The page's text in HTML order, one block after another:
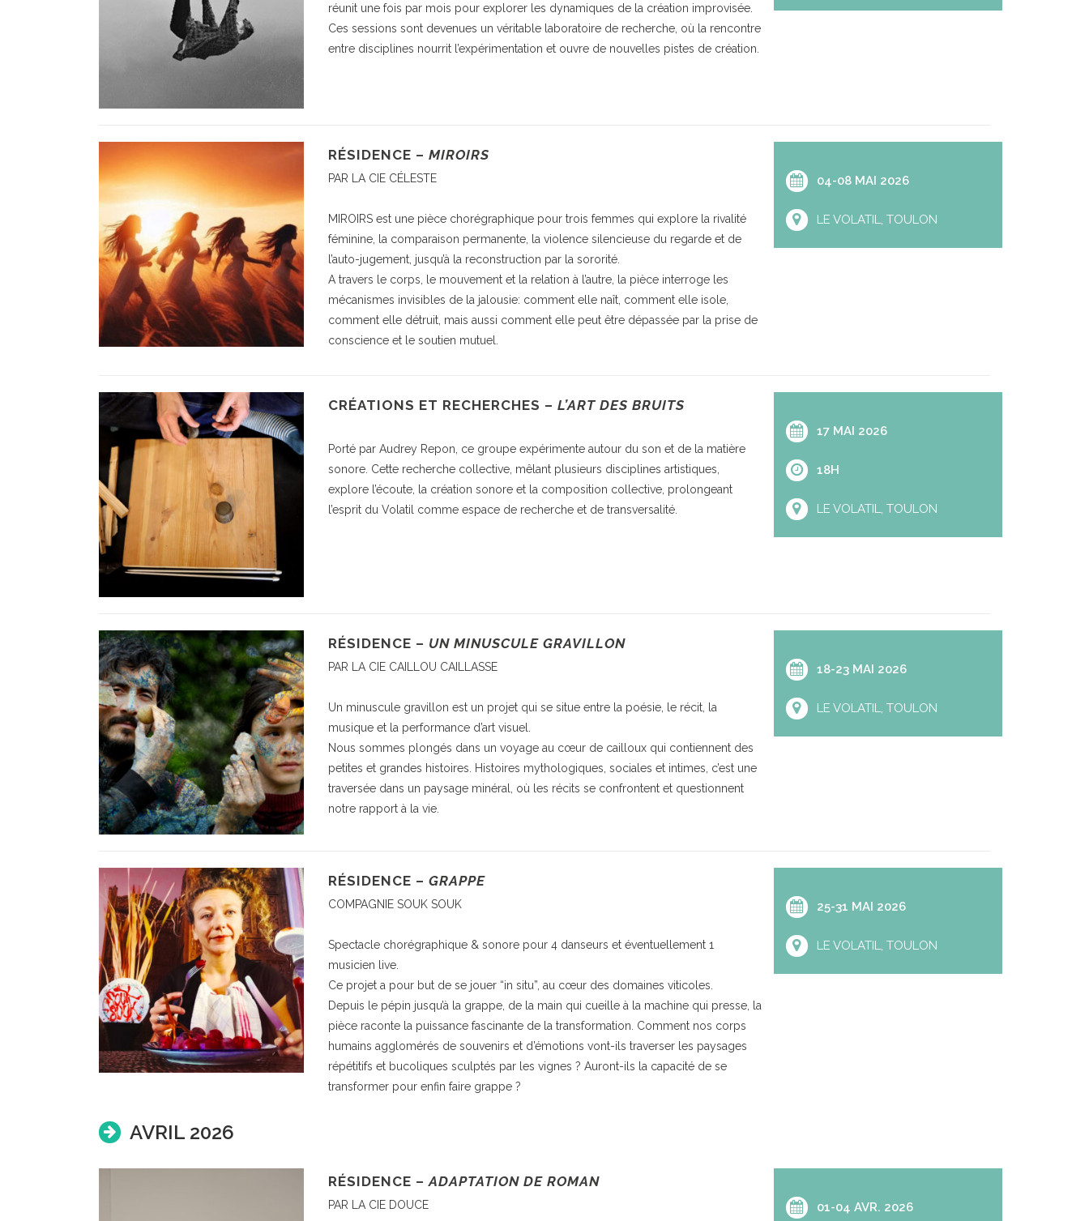
réunit une fois par mois pour explorer les dynamiques de la création improvisée.
Ces sessions sont devenues un véritable laboratoire de recherche, où la rencontre
entre disciplines nourrit l’expérimentation et ouvre de nouvelles pistes de création.
RÉSIDENCE – MIROIRS
PAR LA CIE CÉLESTE
MIROIRS est une pièce chorégraphique pour trois femmes qui explore la rivalité
féminine, la comparaison permanente, la violence silencieuse du regarde et de
l’auto-jugement, jusqu’à la reconstruction par la sororité.
A travers le corps, le mouvement et la relation à l’autre, la pièce interroge les
mécanismes invisibles de la jalousie: comment elle naît, comment elle isole,
comment elle détruit, mais aussi comment elle peut être dépassée par la prise de
conscience et le soutien mutuel.
04-08 MAI 2026
LE VOLATIL, TOULON
CRÉATIONS ET RECHERCHES – L’ART DES BRUITS
Porté par Audrey Repon, ce groupe expérimente autour du son et de la matière
sonore. Cette recherche collective, mêlant plusieurs disciplines artistiques,
explore l’écoute, la création sonore et la composition collective, prolongeant
l’esprit du Volatil comme espace de recherche et de transversalité.
17 MAI 2026
18H
LE VOLATIL, TOULON
RÉSIDENCE – UN MINUSCULE GRAVILLON
PAR LA CIE CAILLOU CAILLASSE
Un minuscule gravillon est un projet qui se situe entre la poésie, le récit, la
musique et la performance d’art visuel.
Nous sommes plongés dans un voyage au cœur de cailloux qui contiennent des
petites et grandes histoires. Histoires mythologiques, sociales et intimes, c’est une
traversée dans un paysage minéral, où les récits se confrontent et questionnent
notre rapport à la vie.
18-23 MAI 2026
LE VOLATIL, TOULON
RÉSIDENCE – GRAPPE
COMPAGNIE SOUK SOUK
Spectacle chorégraphique & sonore pour 4 danseurs et éventuellement 1
musicien live.
Ce projet a pour but de se jouer “in situ”, au cœur des domaines viticoles.
Depuis le pépin jusqu’à la grappe, de la main qui cueille à la machine qui presse, la
pièce raconte la puissance fascinante de la transformation. Comment nos corps
humains agglomérés de souvenirs et d’émotions vont-ils traverser les paysages
répétitifs et bucoliques sculptés par les vignes ? Auront-ils la capacité de se
transformer pour enfin faire grappe ?
25-31 MAI 2026
LE VOLATIL, TOULON
AVRIL 2026
RÉSIDENCE – ADAPTATION DE ROMAN
PAR LA CIE DOUCE 01-04 AVR. 2026